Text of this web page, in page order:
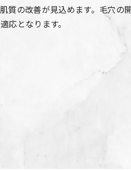
質の改善が見込めます。毛穴の
応となります。